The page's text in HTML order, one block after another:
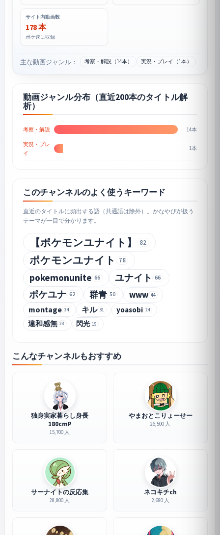
サイト内動画数
178 本
ポケ速に収録
主な動画ジャンル： 考察・解説（14本） 実況・プレイ（1本）
動画ジャンル分布（直近200本のタイトル解
析）
考察・解説 14本
実況・プレ
イ
1本
このチャンネルのよく使うキーワード
直近のタイトルに頻出する語（共通語は除外）。かなやぴが扱う
テーマが一目で分かります。
【ポケモンユナイト】 82
ポケモンユナイト 78
pokemonunite 66 ユナイト 66
ポケユナ 62 群青 50 www 44
montage 34 キル 31 yoasobi 24
違和感無 23 閃光 15
こんなチャンネルもおすすめ
独身実家暮らし身長
180cmP
15,700 人
やまおとこりょーせー
26,500 人
サーナイトの反応集
28,800 人
ネコキチch
2,680 人